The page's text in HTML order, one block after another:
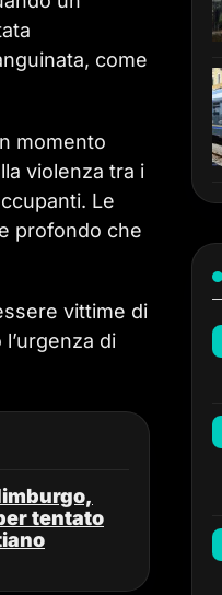
come
momento
violenza tra i
Le
profondo che
vittime di
di
tentato